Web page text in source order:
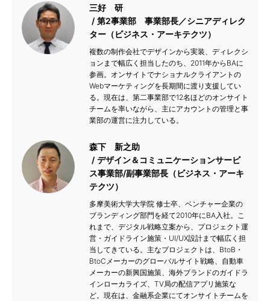
三好 研
第2事業部 事業部長／シニアディレク
ター（ビジネス・アーキテクツ）
複数の制作会社でデザインから実装、ディレクシ
ョンまで幅広く担当したのち、2011年からBAに
参画。オンサイトでナショナルクライアントの
Webマーケティングを長期間に渡り支援してい
る。現在は、第二事業部で12名ほどのオンサイト
チームを率いながら、主にアカウントの管理と事
業部の運営に注力している。
森下 新之助
デザイン＆コミュニケーションサービ
ス事業部/副事業部長（ビジネス・アーキ
テクツ）
多摩美術大学大学院 修士卒、ベンチャー企業の
ブランディング部門を経て2010年にBA入社。こ
れまで、デジタル戦略立案から、プロジェクト運
営・ガイドライン施策・UI/UX設計まで幅広く担
当してきている。主なプロジェクトは、BtoB・
BtoCメーカーのグローバルサイト戦略、自動車
メーカーの新興国施策、海外ブランドのガイドラ
インローカライズ、TV局の配信アプリ施策な
ど。現在は、金融系企業にてオンサイトチームを